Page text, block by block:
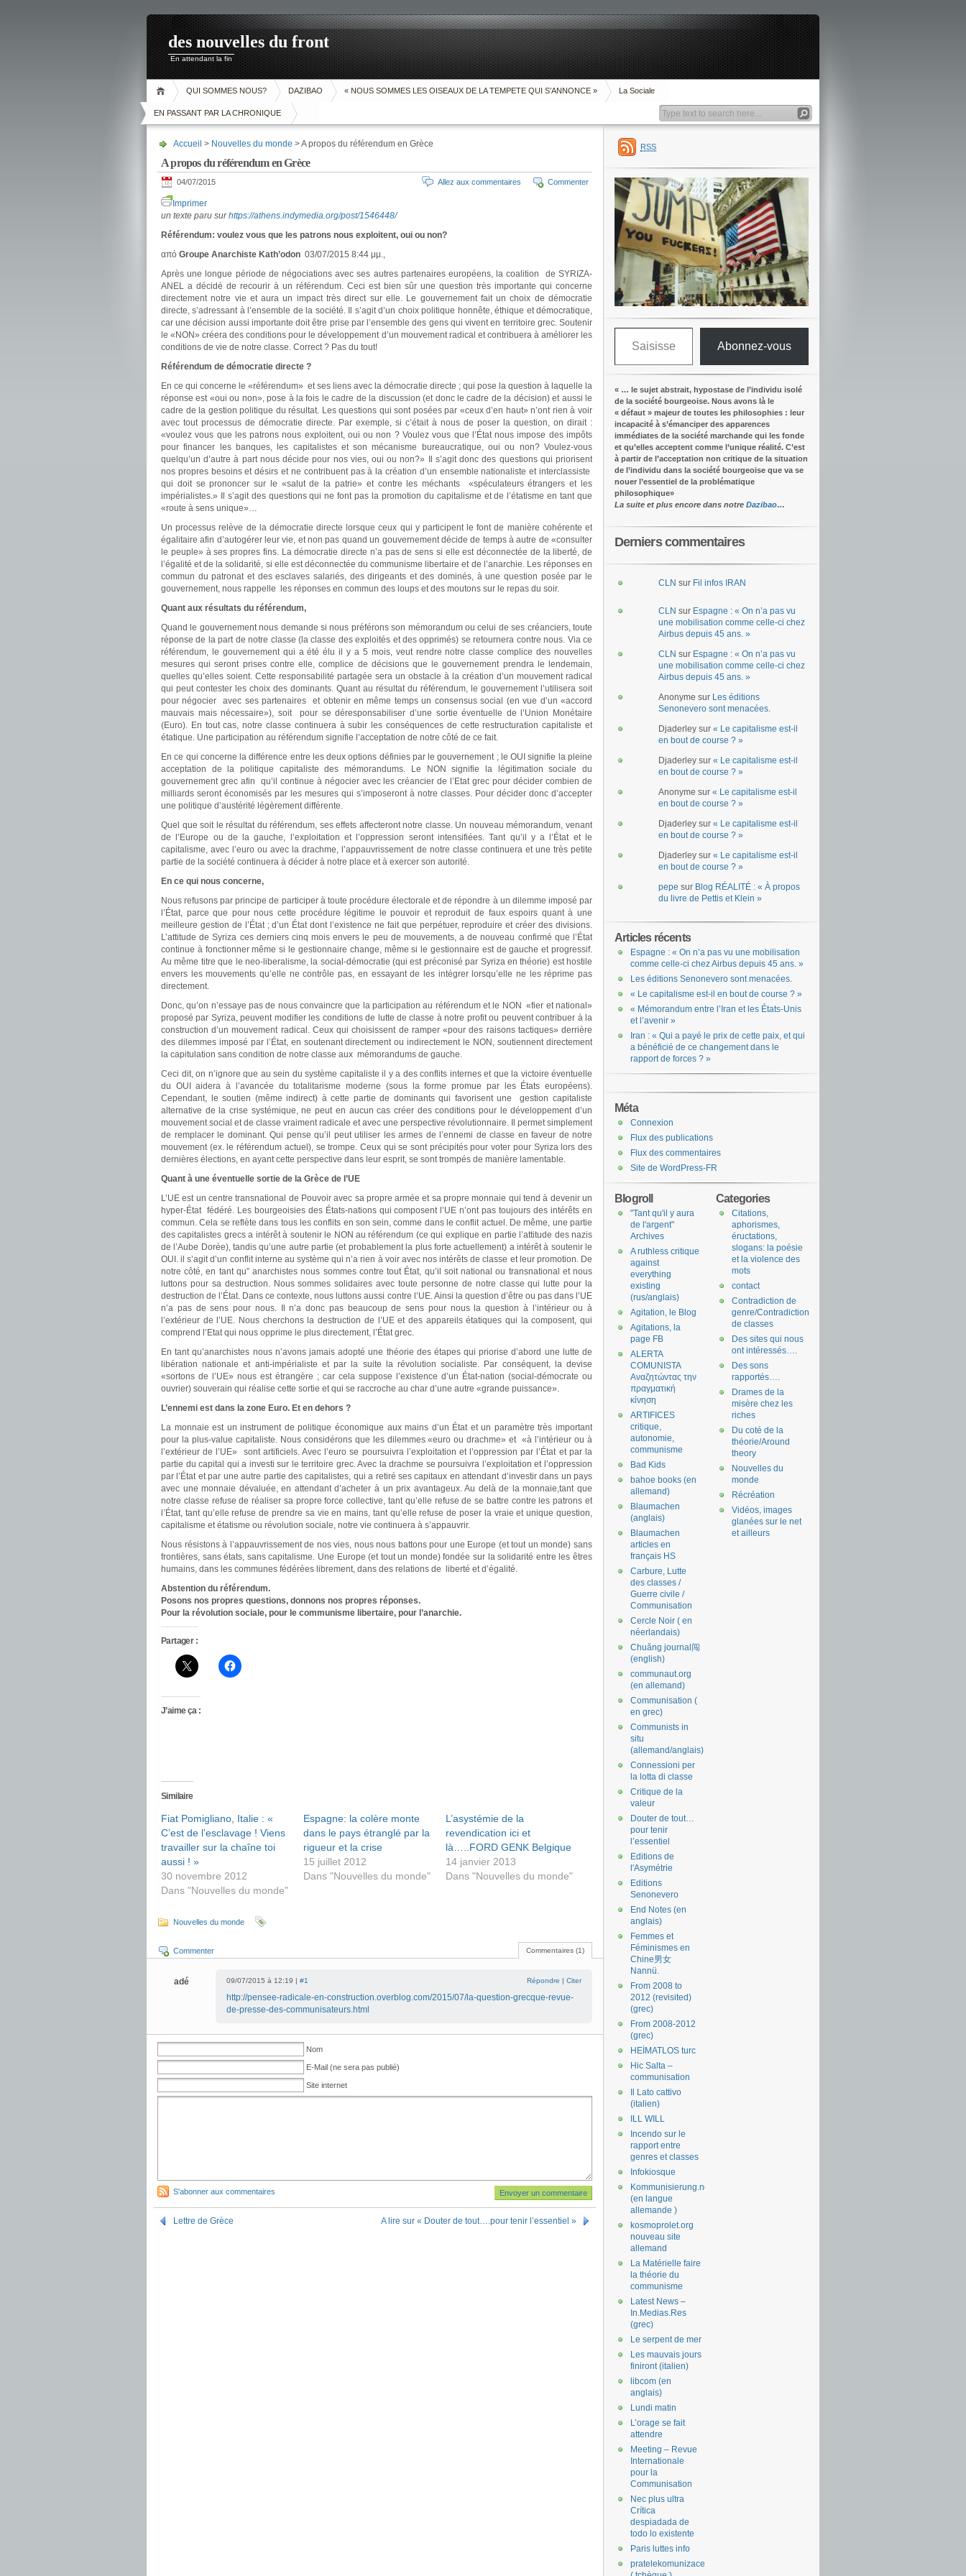
des nouvelles du front
En attendant la fin
QUI SOMMES NOUS? DAZIBAO « NOUS SOMMES LES OISEAUX DE LA TEMPETE QUI S’ANNONCE » La Sociale
EN PASSANT PAR LA CHRONIQUE
Accueil > Nouvelles du monde > A propos du référendum en Grèce
A propos du référendum en Grèce
04/07/2015 Commenter
Allez aux commentaires
Imprimer
un texte paru surhttps://athens.indymedia.org/post/1546448/
Référendum: voulez vous que les patrons nous exploitent, oui ou non?
από Groupe Anarchiste Kath’odon 03/07/2015 8:44 μμ.,
Après une longue période de négociations avec ses autres partenaires européens, la coalition de SYRIZA-
ANEL a décidé de recourir à un référendum. Ceci est bien sûr une question très importante qui concerne
directement notre vie et aura un impact très direct sur elle. Le gouvernement fait un choix de démocratie
directe, s’adressant à l’ensemble de la société. Il s’agit d’un choix politique honnête, éthique et démocratique,
car une décision aussi importante doit être prise par l’ensemble des gens qui vivent en territoire grec. Soutenir
le «NON» créera des conditions pour le développement d’un mouvement radical et contribuera à améliorer les
conditions de vie de notre classe. Correct ? Pas du tout!
Référendum de démocratie directe ?
En ce qui concerne le «référendum» et ses liens avec la démocratie directe ; qui pose la question à laquelle la
réponse est «oui ou non», pose à la fois le cadre de la discussion (et donc le cadre de la décision) et aussi le
cadre de la gestion politique du résultat. Les questions qui sont posées par «ceux d’en haut» n’ont rien à voir
avec tout processus de démocratie directe. Par exemple, si c’était à nous de poser la question, on dirait :
«voulez vous que les patrons nous exploitent, oui ou non ? Voulez vous que l’État nous impose des impôts
pour financer les banques, les capitalistes et son mécanisme bureaucratique, oui ou non? Voulez-vous
quelqu’un d’autre à part nous décide pour nos vies, oui ou non?» Il s’agit donc des questions qui priorisent
nos propres besoins et désirs et ne contribuent pas à la création d’un ensemble nationaliste et interclassiste
qui doit se prononcer sur le «salut de la patrie» et contre les méchants «spéculateurs étrangers et les
impérialistes.» Il s’agit des questions qui ne font pas la promotion du capitalisme et de l’étatisme en tant que
«route à sens unique»…
Un processus relève de la démocratie directe lorsque ceux qui y participent le font de manière cohérente et
égalitaire afin d’autogérer leur vie, et non pas quand un gouvernement décide de temps à autre de «consulter
le peuple» à ses propres fins. La démocratie directe n’a pas de sens si elle est déconnectée de la liberté, de
l’égalité et de la solidarité, si elle est déconnectée du communisme libertaire et de l’anarchie. Les réponses en
commun du patronat et des esclaves salariés, des dirigeants et des dominés, à une question posée par le
gouvernement, nous rappelle les réponses en commun des loups et des moutons sur le repas du soir.
Quant aux résultats du référendum,
Quand le gouvernement nous demande si nous préférons son mémorandum ou celui de ses créanciers, toute
réponse de la part de notre classe (la classe des exploités et des opprimés) se retournera contre nous. Via ce
référendum, le gouvernement qui a été élu il y a 5 mois, veut rendre notre classe complice des nouvelles
mesures qui seront prises contre elle, complice de décisions que le gouvernement prendra le lendemain,
quelles qu’elles soient. Cette responsabilité partagée sera un obstacle à la création d’un mouvement radical
qui peut contester les choix des dominants. Quant au résultat du référendum, le gouvernement l’utilisera soit
pour négocier avec ses partenaires et obtenir en même temps un consensus social (en vue d’un «accord
mauvais mais nécessaire»), soit pour se déresponsabiliser d’une sortie éventuelle de l’Union Monétaire
(Euro). En tout cas, notre classe continuera à subir les conséquences de cette restructuration capitaliste et
étatique. Une participation au référendum signifie l’acceptation de notre côté de ce fait.
En ce qui concerne la différence entre les deux options définies par le gouvernement ; le OUI signifie la pleine
acceptation de la politique capitaliste des mémorandums. Le NON signifie la légitimation sociale du
gouvernement grec afin qu’il continue à négocier avec les créancier de l’Etat grec pour décider combien de
milliards seront économisés par les mesures qui s’imposeront à notre classes. Pour décider donc d’accepter
une politique d’austérité légèrement différente.
Quel que soit le résultat du référendum, ses effets affecteront notre classe. Un nouveau mémorandum, venant
de l’Europe ou de la gauche, l’exploitation et l’oppression seront intensifiées. Tant qu’il y a l’État et le
capitalisme, avec l’euro ou avec la drachme, l’appauvrissement de notre classe continuera et une très petite
partie de la société continuera à décider à notre place et à exercer son autorité.
En ce qui nous concerne,
Nous refusons par principe de participer à toute procédure électorale et de répondre à un dilemme imposé par
l’État, parce que pour nous cette procédure légitime le pouvoir et reproduit de faux espoirs quant à une
meilleure gestion de l’État ; d’un État dont l’existence ne fait que perpétuer, reproduire et créer des divisions.
L’attitude de Syriza ces derniers cinq mois envers le peu de mouvements, a de nouveau confirmé que l’État
continue à fonctionner même si le gestionnaire change, même si le gestionnaire est de gauche et progressif.
Au même titre que le neo-liberalisme, la social-démocratie (qui est préconisé par Syriza en théorie) est hostile
envers les mouvements qu’elle ne contrôle pas, en essayant de les intégrer lorsqu’elle ne les réprime pas
directement.
Donc, qu’on n’essaye pas de nous convaincre que la participation au référendum et le NON «fier et national»
proposé par Syriza, peuvent modifier les conditions de lutte de classe à notre profit ou peuvent contribuer à la
construction d’un mouvement radical. Ceux qui choisissent de ramper «pour des raisons tactiques» derrière
des dilemmes imposé par l’État, en soutenant directement ou indirectement le NON, soutiennent directement
la capitulation sans condition de notre classe aux mémorandums de gauche.
Ceci dit, on n’ignore que au sein du système capitaliste il y a des conflits internes et que la victoire éventuelle
du OUI aidera à l’avancée du totalitarisme moderne (sous la forme promue par les États européens).
Cependant, le soutien (même indirect) à cette partie de dominants qui favorisent une gestion capitaliste
alternative de la crise systémique, ne peut en aucun cas créer des conditions pour le développement d’un
mouvement social et de classe vraiment radicale et avec une perspective révolutionnaire. Il permet simplement
de remplacer le dominant. Qui pense qu’il peut utiliser les armes de l’ennemi de classe en faveur de notre
mouvement (ex. le référendum actuel), se trompe. Ceux qui se sont précipités pour voter pour Syriza lors des
dernières élections, en ayant cette perspective dans leur esprit, se sont trompés de manière lamentable.
Quant à une éventuelle sortie de la Grèce de l’UE
L’UE est un centre transnational de Pouvoir avec sa propre armée et sa propre monnaie qui tend à devenir un
hyper-État fédéré. Les bourgeoisies des États-nations qui composent l’UE n’ont pas toujours des intérêts en
commun. Cela se reflète dans tous les conflits en son sein, comme dans le conflit actuel. De même, une partie
des capitalistes grecs a intérêt à soutenir le NON au référendum (ce qui explique en partie l’attitude des nazis
de l’Aube Dorée), tandis qu’une autre partie (et probablement la plus forte actuellement) a intérêt à soutenir le
OUI. il s’agit d’un conflit interne au système qui n’a rien à voir avec nos intérêts de classe et leur promotion. De
notre côté, en tant qu” anarchistes nous sommes contre tout État, qu’il soit national ou transnational et nous
luttons pour sa destruction. Nous sommes solidaires avec toute personne de notre classe qui lutte pour la
destruction de l’État. Dans ce contexte, nous luttons aussi contre l’UE. Ainsi la question d’être ou pas dans l’UE
n’a pas de sens pour nous. Il n’a donc pas beaucoup de sens pour nous la question à l’intérieur ou à
l’extérieur de l’UE. Nous cherchons la destruction de l’UE et des appareils étatiques qui la composent, qui
comprend l’Etat qui nous opprime le plus directement, l’État grec.
En tant qu’anarchistes nous n’avons jamais adopté une théorie des étapes qui priorise d’abord une lutte de
libération nationale et anti-impérialiste et par la suite la révolution socialiste. Par conséquent, la devise
«sortons de l’UE» nous est étrangère ; car cela suppose l’existence d’un État-nation (social-démocrate ou
ouvrier) souverain qui réalise cette sortie et qui se raccroche au char d’une autre «grande puissance».
L’ennemi est dans la zone Euro. Et en dehors ?
La monnaie est un instrument de politique économique aux mains d’un État et un paramètre très important
pour la plus-value capitaliste. Nous considérons que les dilemmes «euro ou drachme» et «à l’intérieur ou à
l’extérieur de l’UE» sont artificiels. Avec l’euro se poursuivra l’exploitation et l’oppression par l’État et par la
partie du capital qui a investi sur le territoire grec. Avec la drachme se poursuivra l’exploitation et l’oppression
par l’État et par une autre partie des capitalistes, qui a retiré ses capitaux en attendant d’investir dans un pays
avec une monnaie dévaluée, en attendant d’acheter à un prix avantageux. Au delà de la monnaie,tant que
notre classe refuse de réaliser sa propre force collective, tant qu’elle refuse de se battre contre les patrons et
l’État, tant qu’elle refuse de prendre sa vie en mains, tant qu’elle refuse de poser la vraie et unique question,
capitalisme et étatisme ou révolution sociale, notre vie continuera à s’appauvrir.
Nous résistons à l’appauvrissement de nos vies, nous nous battons pour une Europe (et tout un monde) sans
frontières, sans états, sans capitalisme. Une Europe (et tout un monde) fondée sur la solidarité entre les êtres
humains, dans les communes fédérées librement, dans des relations de liberté et d’égalité.
Abstention du référendum.
Posons nos propres questions, donnons nos propres réponses.
Pour la révolution sociale, pour le communisme libertaire, pour l’anarchie.
Partager :
J’aime ça :
Similaire
Fiat Pomigliano, Italie : «
C’est de l’esclavage ! Viens
travailler sur la chaîne toi
aussi ! »
30 novembre 2012
Dans "Nouvelles du monde"
Espagne: la colère monte
dans le pays étranglé par la
rigueur et la crise
15 juillet 2012
Dans "Nouvelles du monde"
L’asystémie de la
revendication ici et
là…..FORD GENK Belgique
14 janvier 2013
Dans "Nouvelles du monde"
Nouvelles du monde
Commentaires (1)
Commenter
adé 09/07/2015 à 12:19 | #1 Répondre | Citer
http://pensee-radicale-en-construction.overblog.com/2015/07/la-question-grecque-revue-
de-presse-des-communisateurs.html
Nom
E-Mail (ne sera pas publié)
Site internet
S'abonner aux commentaires
Lettre de Grèce A lire sur « Douter de tout….pour tenir l’essentiel »
RSS
Saisissez votre adresse e-mail…
Abonnez-vous
« … le sujet abstrait, hypostase de l’individu isolé
de la société bourgeoise. Nous avons là le
« défaut » majeur de toutes les philosophies : leur
incapacité à s’émanciper des apparences
immédiates de la société marchande qui les fonde
et qu’elles acceptent comme l’unique réalité. C’est
à partir de l’acceptation non critique de la situation
de l’individu dans la société bourgeoise que va se
nouer l’essentiel de la problématique
philosophique»
La suite et plus encore dans notre Dazibao…
Derniers commentaires
CLN sur Fil infos IRAN
CLN sur Espagne : « On n’a pas vu
une mobilisation comme celle-ci chez
Airbus depuis 45 ans. »
CLN sur Espagne : « On n’a pas vu
une mobilisation comme celle-ci chez
Airbus depuis 45 ans. »
Anonyme sur Les éditions
Senonevero sont menacées.
Djaderley sur « Le capitalisme est-il
en bout de course ? »
Djaderley sur « Le capitalisme est-il
en bout de course ? »
Anonyme sur « Le capitalisme est-il
en bout de course ? »
Djaderley sur « Le capitalisme est-il
en bout de course ? »
Djaderley sur « Le capitalisme est-il
en bout de course ? »
pepe sur Blog RÉALITÉ : « À propos
du livre de Pettis et Klein »
Articles récents
Espagne : « On n’a pas vu une mobilisation
comme celle-ci chez Airbus depuis 45 ans. »
Les éditions Senonevero sont menacées.
« Le capitalisme est-il en bout de course ? »
« Mémorandum entre l’Iran et les États-Unis
et l’avenir »
Iran : « Qui a payé le prix de cette paix, et qui
a bénéficié de ce changement dans le
rapport de forces ? »
Méta
Connexion
Flux des publications
Flux des commentaires
Site de WordPress-FR
Categories
Citations,
aphorismes,
éructations,
slogans: la poésie
et la violence des
mots
contact
Contradiction de
genre/Contradiction
de classes
Des sites qui nous
ont intéressés….
Des sons
rapportés….
Drames de la
misère chez les
riches
Du coté de la
théorie/Around
theory
Nouvelles du
monde
Récréation
Vidéos, images
glanées sur le net
et ailleurs
Blogroll
"Tant qu'il y aura
de l'argent"
Archives
A ruthless critique
against
everything
existing
(rus/anglais)
Agitation, le Blog
Agitations, la
page FB
ALERTA
COMUNISTA
Αναζητώντας την
πραγματική
κίνηση
ARTIFICES
critique,
autonomie,
communisme
Bad Kids
bahoe books (en
allemand)
Blaumachen
(anglais)
Blaumachen
articles en
français HS
Carbure, Lutte
des classes /
Guerre civile /
Communisation
Cercle Noir ( en
néerlandais)
Chuǎng journal闯
(english)
communaut.org
(en allemand)
Communisation (
en grec)
Communists in
situ
(allemand/anglais)
Connessioni per
la lotta di classe
Critique de la
valeur
Douter de tout…
pour tenir
l’essentiel
Editions de
l'Asymétrie
Editions
Senonevero
End Notes (en
anglais)
Femmes et
Féminismes en
Chine男女
Nannü.
From 2008 to
2012 (revisited)
(grec)
From 2008-2012
(grec)
HEİMATLOS turc
Hic Salta –
communisation
Il Lato cattivo
(italien)
ILL WILL
Incendo sur le
rapport entre
genres et classes
Infokiosque
Kommunisierung.net
(en langue
allemande )
kosmoprolet.org
nouveau site
allemand
La Matérielle faire
la théorie du
communisme
Latest News –
In.Medias.Res
(grec)
Le serpent de mer
Les mauvais jours
finiront (italien)
libcom (en
anglais)
Lundi matin
L’orage se fait
attendre
Meeting – Revue
Internationale
pour la
Communisation
Nec plus ultra
Crítica
despiadada de
todo lo existente
Paris luttes info
pratelekomunizace